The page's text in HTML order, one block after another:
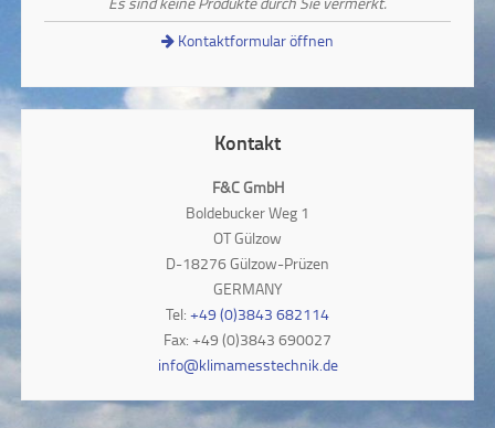
Kontaktformular öffnen
Kontakt
F&C GmbH
Boldebucker Weg 1
OT Gülzow
D-18276 Gülzow-Prüzen
GERMANY
Tel: +49 (0)3843 682114
Fax: +49 (0)3843 690027
info@klimamesstechnik.de